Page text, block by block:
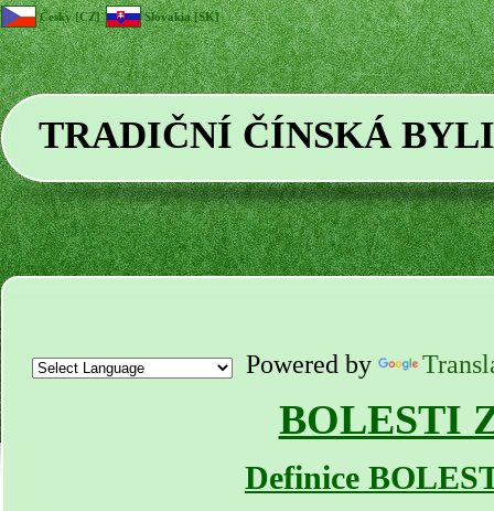
TRADIČNÍ ČÍNSKÁ
Česky [CZ] Slovakia [SK]
Powered by
BOLESTI
Definice